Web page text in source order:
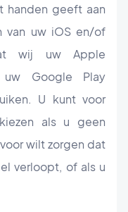
handen geeft aan
van uw iOS en/of
wij uw Apple
uw Google Play
U kunt voor
als u geen
wilt zorgen dat
verloopt, of als u